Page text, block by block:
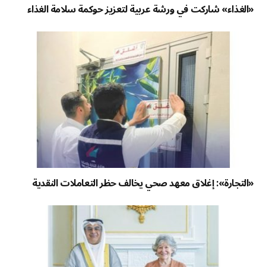
«الغذاء» شاركت في ورشة عربية لتعزيز حوكمة سلامة الغذاء
«التجارة»: إغلاق معهد صحي يخالف حظر التعاملات النقدية